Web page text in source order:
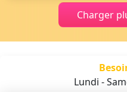
Charger
Lundi -